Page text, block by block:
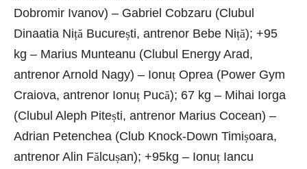
Dobromir Ivanov) – Gabriel Cobzaru (Clubul
Dinaatia Niță București, antrenor Bebe Niță); +95
kg – Marius Munteanu (Clubul Energy Arad,
antrenor Arnold Nagy) – Ionuț Oprea (Power Gym
Craiova, antrenor Ionuț Pucă); 67 kg – Mihai Iorga
(Clubul Aleph Pitești, antrenor Marius Cocean) –
Adrian Petenchea (Club Knock-Down Timișoara,
antrenor Alin Fălcușan); +95kg – Ionuț Iancu